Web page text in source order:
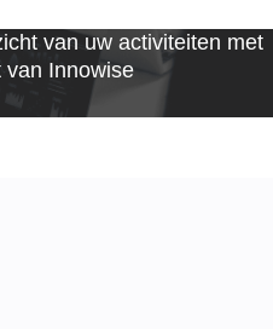
van uw activiteiten met
Innowise